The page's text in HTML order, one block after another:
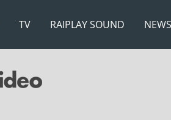
TV RAIPLAY SOUND NEWS